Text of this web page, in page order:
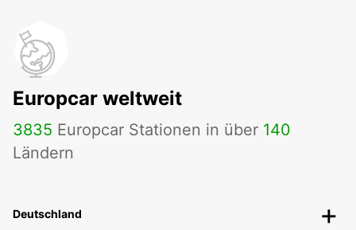
Europcar weltweit
3835 Europcar Stationen in über 140
Ländern
Deutschland